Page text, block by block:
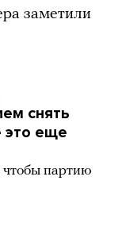
заметили
снять
это еще
чтобы партию